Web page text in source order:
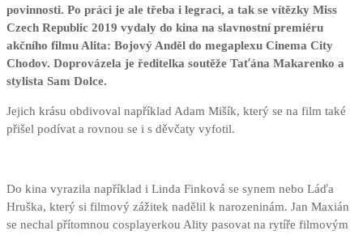
povinnosti. Po práci je ale třeba i legraci, a tak se vítězky Miss
Czech Republic 2019 vydaly do kina na slavnostní premiéru
akčního filmu Alita: Bojový Anděl do megaplexu Cinema City
Chodov. Doprovázela je ředitelka soutěže Taťána Makarenko a
stylista Sam Dolce.
Jejich krásu obdivoval například Adam Mišík, který se na film také
přišel podívat a rovnou se i s děvčaty vyfotil.
Do kina vyrazila například i Linda Finková se synem nebo Láďa
Hruška, který si filmový zážitek nadělil k narozeninám. Jan Maxián
se nechal přítomnou cosplayerkou Ality pasovat na rytíře filmovým